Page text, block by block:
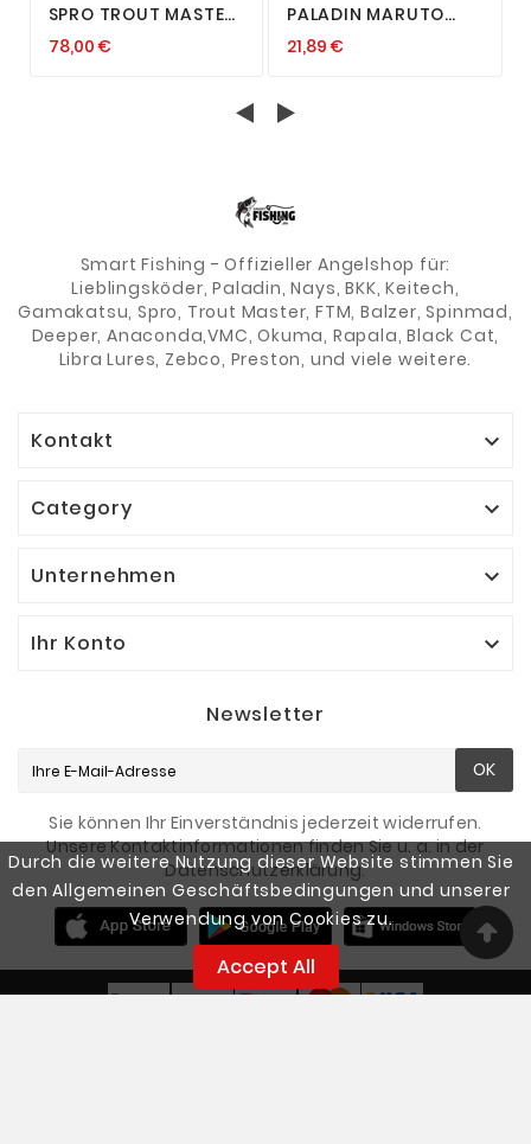
Durch die weitere Nutzung dieser Website stimmen Sie
den Allgemeinen Geschäftsbedingungen und unserer
Verwendung von Cookies zu.
Accept All
SPRO TROUT MASTER
SBIRO 3-25G 3-
78,00 €
PALADIN MARUTO
GLASPERLEN GR. 1 - 2
21,89 €
Smart Fishing - Offizieller Angelshop für:
Lieblingsköder, Paladin, Nays, BKK, Keitech,
Gamakatsu, Spro, Trout Master, FTM, Balzer, Spinmad,
Deeper, Anaconda,VMC, Okuma, Rapala, Black Cat,
Libra Lures, Zebco, Preston, und viele weitere.
Kontakt 
Category 
Unternehmen 
Ihr Konto 
Newsletter
OK
Sie können Ihr Einverständnis jederzeit widerrufen.
Unsere Kontaktinformationen finden Sie u. a. in der
Datenschutzerklärung.